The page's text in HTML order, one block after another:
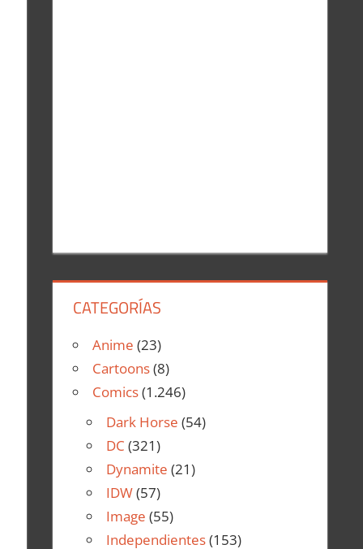
CATEGORÍAS
Anime (23)
Cartoons(8)
Comics(1.246)
Dark Horse (54)
DC (321)
Dynamite (21)
IDW(57)
Image (55)
Independientes(153)